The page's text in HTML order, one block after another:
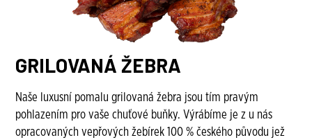
GRILOVANÁ ŽEBRA
Naše luxusní pomalu grilovaná žebra jsou tím pravým
pohlazením pro vaše chuťové buňky. Výrábíme je z u nás
opracovaných vepřových žebírek 100 % českého původu jež